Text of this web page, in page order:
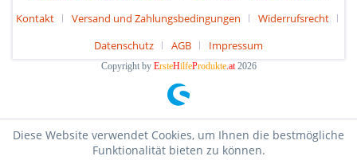
Kontakt
Versand und Zahlungsbedingungen
Widerrufsrecht
Datenschutz
AGB Impressum
Copyright by ErsteHilfeProdukte.at2026
Diese Website verwendet Cookies, um Ihnen die bestmögliche
Funktionalität bieten zu können.